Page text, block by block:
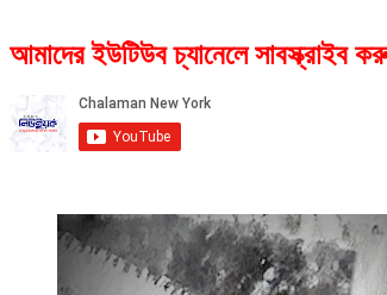
আমাদের ইউটিউব চ্যানেলে সাবস্ক্রাইব